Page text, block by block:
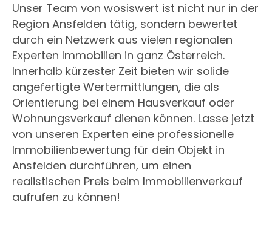
Unser Team von wosiswert ist nicht nur in der
Region Ansfelden tätig, sondern bewertet
durch ein Netzwerk aus vielen regionalen
Experten Immobilien in ganz Österreich.
Innerhalb kürzester Zeit bieten wir solide
angefertigte Wertermittlungen, die als
Orientierung bei einem Hausverkauf oder
Wohnungsverkauf dienen können. Lasse jetzt
von unseren Experten eine professionelle
Immobilienbewertung für dein Objekt in
Ansfelden durchführen, um einen
realistischen Preis beim Immobilienverkauf
aufrufen zu können!